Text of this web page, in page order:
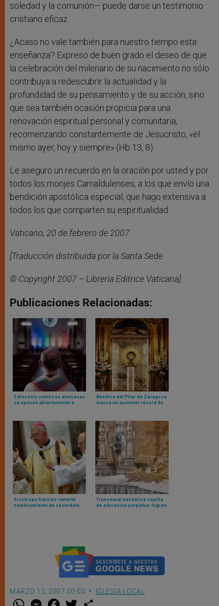
soledad y la comunión— puede darse un testimonio
cristiano eficaz.
¿Acaso no vale también para nuestro tiempo esta
enseñanza? Expreso de buen grado el deseo de que
la celebración del milenario de su nacimiento no sólo
contribuya a redescubrir la actualidad y la
profundidad de su pensamiento y de su acción, sino
que sea también ocasión propicia para una
renovación espiritual personal y comunitaria,
recomenzando constantemente de Jesucristo, «el
mismo ayer, hoy y siempre» (Hb 13, 8).
Le aseguro un recuerdo en la oración por usted y por
todos los monjes Camaldulenses, a los que envío una
bendición apostólica especial, que hago extensiva a
todos los que comparten su espiritualidad.
Vaticano, 20 de febrero de 2007
[Traducción distribuida por la Santa Sede
© Copyright 2007 – Libreria Editrice Vaticana]
Publicaciones Relacionadas:
5 diócesis católicas alemanas
se oponen abiertamente a
promovido desde Conferencia
Episcopal
Basílica del Pilar de Zaragoza
marca un aumento récord de
destacados
Arzobispo francés revierte
nombramiento de sacerdote
Transexual vandaliza capilla
de adoración perpetua: logran
MARZO 12, 2007 00:00 IGLESIA LOCAL
W M F